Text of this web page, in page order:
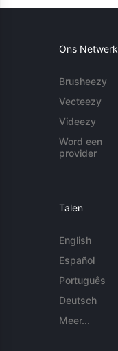
Ons Netwerk
Brusheezy
Vecteezy
Videezy
Word een
provider
Talen
English
Español
Português
Deutsch
Meer...